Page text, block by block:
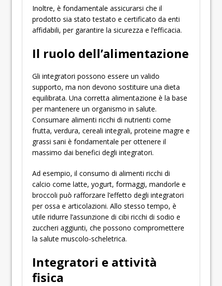
Inoltre, è fondamentale assicurarsi che il
prodotto sia stato testato e certificato da enti
affidabili, per garantire la sicurezza e l’efficacia.
Il ruolo dell’alimentazione
Gli integratori possono essere un valido
supporto, ma non devono sostituire una dieta
equilibrata. Una corretta alimentazione è la base
per mantenere un organismo in salute.
Consumare alimenti ricchi di nutrienti come
frutta, verdura, cereali integrali, proteine magre e
grassi sani è fondamentale per ottenere il
massimo dai benefici degli integratori.
Ad esempio, il consumo di alimenti ricchi di
calcio come latte, yogurt, formaggi, mandorle e
broccoli può rafforzare l’effetto degli integratori
per ossa e articolazioni. Allo stesso tempo, è
utile ridurre l’assunzione di cibi ricchi di sodio e
zuccheri aggiunti, che possono compromettere
la salute muscolo-scheletrica.
Integratori e attività
fisica